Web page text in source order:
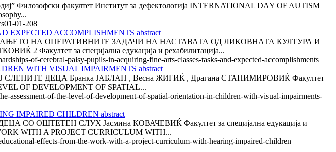
факултет Институт за дефектологија INTERNATIONAL DAY OF AUTISM
01-208
EXPECTED ACCOMPLISHMENTS abstract
НА ОПЕРАТИВНИТЕ ЗАДАЧИ НА НАСТАВАТА ОД ЛИКОВНАТА КУЛТУРА И
за специјална едукација и рехабилитација...
of-cerebral-palsy-pupils-in-acquiring-fine-arts-classes-tasks-and-expected-accomplishments
WITH VISUAL IMPAIRMENTS abstract
ДЕЦА Бранка ЈАБЛАН , Весна ЖИГИЌ , Драгана СТАНИМИРОВИЌ Факултет
OF DEVELOPMENT OF SPATIAL...
assessment-of-the-level-of-development-of-spatial-orientation-in-children-with-visual-impairments-
IMPAIRED CHILDREN abstract
СЛУХ Јасмина КОВАЧЕВИЌ Факултет за специјална едукација и
WITH A PROJECT CURRICULUM WITH...
effects-from-the-work-with-a-project-curriculum-with-hearing-impaired-children